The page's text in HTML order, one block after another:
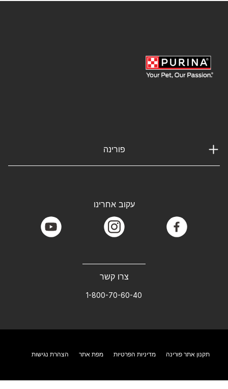
פורינה
צרו קשר
1-800-70-60-40
עקוב אחרינו
facebook
instagram
youtube
תקנון אתר פורינה מדיניות הפרטיות מפת אתר הצהרת נגישות